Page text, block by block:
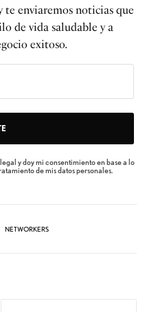
te enviaremos noticias que
de vida saludable y a
exitoso.
y doy mi consentimiento en base a lo
de mis datos personales.
NETWORKERS